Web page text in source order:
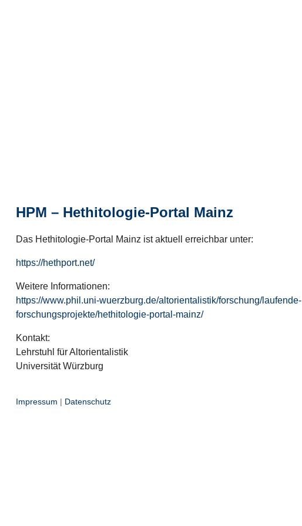
HPM – Hethitologie-Portal Mainz
Das Hethitologie-Portal Mainz ist aktuell erreichbar unter:
https://hethport.net/
Weitere Informationen:
https://www.phil.uni-wuerzburg.de/altorientalistik/forschung/laufende-
forschungsprojekte/hethitologie-portal-mainz/
Kontakt:
Lehrstuhl für Altorientalistik
Universität Würzburg
Impressum | Datenschutz